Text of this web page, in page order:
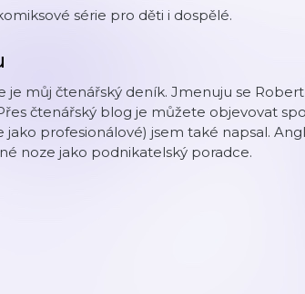
série pro děti i dospělé.
je můj čtenářský deník. Jmenuju se
čtenářský blog je můžete objevovat
profesionálové) jsem také napsal.
noze jako podnikatelský poradce.